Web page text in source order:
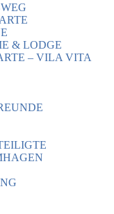
& LODGE
– VILA VITA